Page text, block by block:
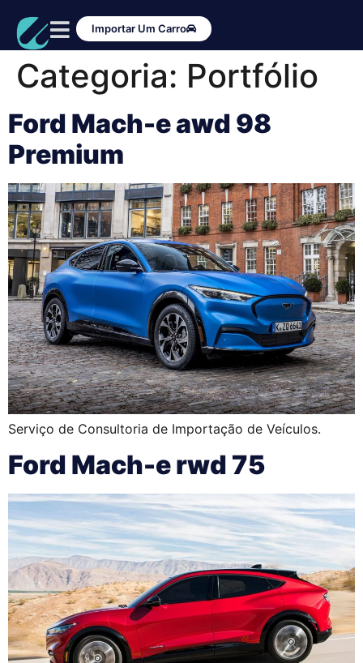
Importar Um Carro
Categoria: Portfólio
Ford Mach-e awd 98
Premium
Serviço de Consultoria de Importação de Veículos.
Ford Mach-e rwd 75